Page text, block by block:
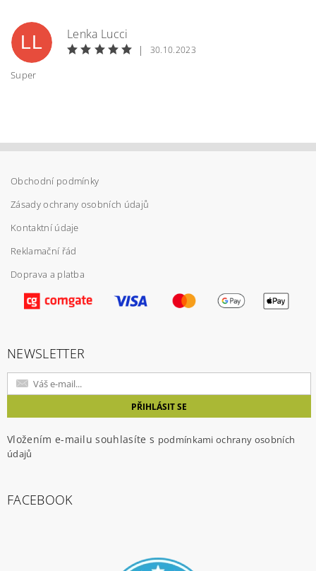
Vložením hodnocení souhlasíte s
ochrany osobních údajů
LL
Lenka Lucci
|
30.10.2023
Super
Obchodní podmínky
Zásady ochrany osobních údajů
Kontaktní údaje
Reklamační řád
Doprava a platba
NEWSLETTER
Vložením e-mailu souhlasíte s podmínkami ochrany osobních
údajů
FACEBOOK